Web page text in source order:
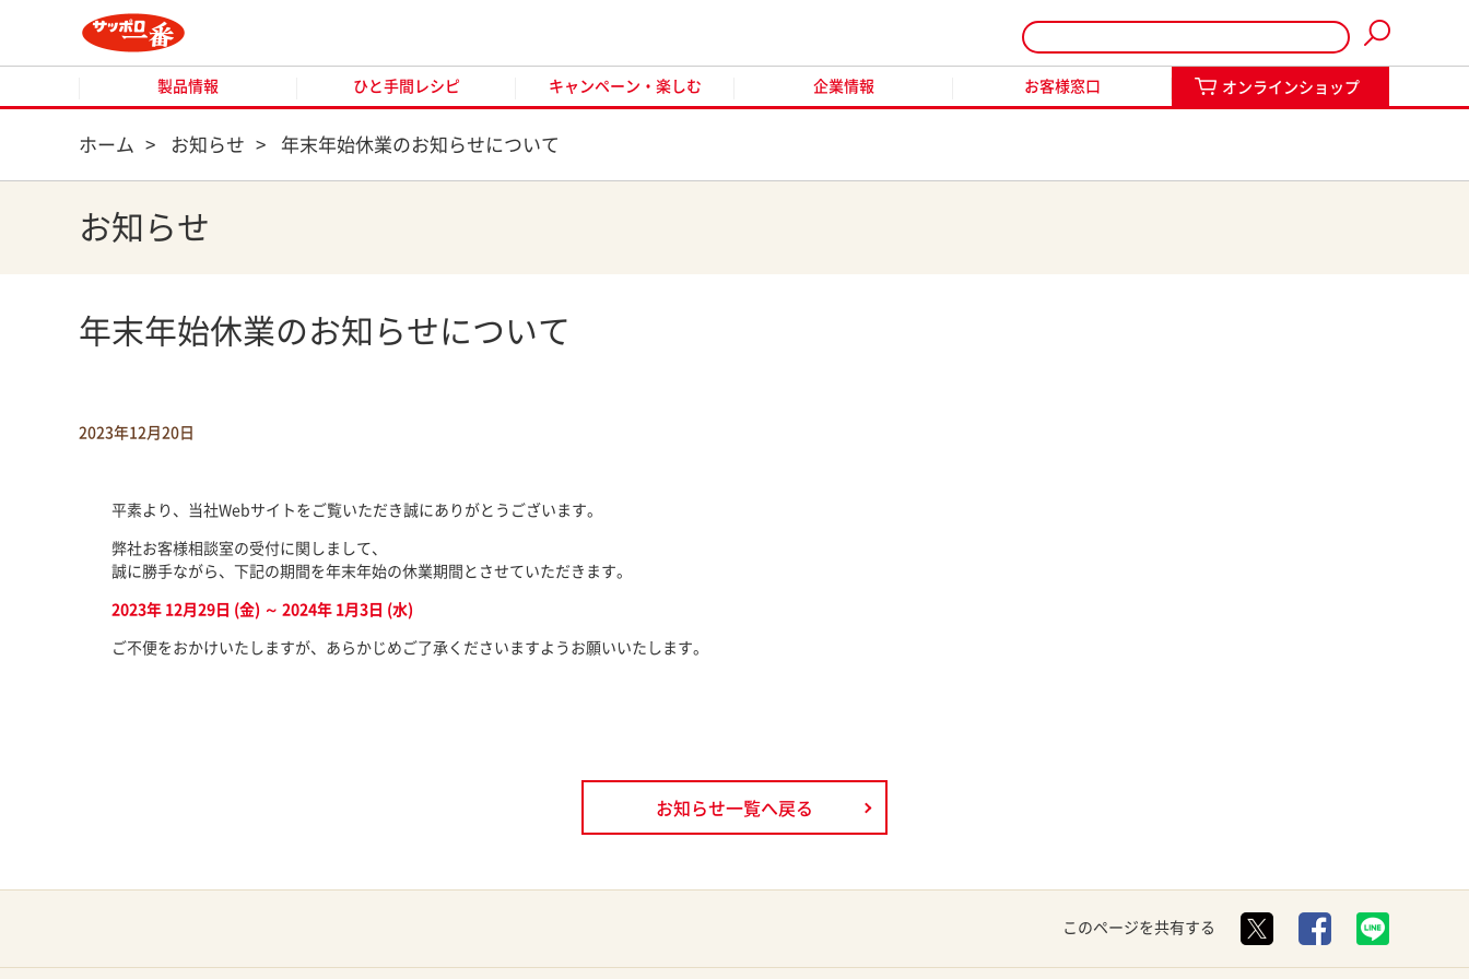
製品情報 ひと手間レシピ キャンペーン・楽しむ 企業情報 お客様窓口 オンラインショップ
オンラインショップ
ホーム > お知らせ > 年末年始休業のお知らせについて
お知らせ
年末年始休業のお知らせについて
2023年12月20日
平素より、当社Webサイトをご覧いただき誠にありがとうございます。
弊社お客様相談室の受付に関しまして、
誠に勝手ながら、下記の期間を年末年始の休業期間とさせていただきます。
2023年 12月29日 (金) ～ 2024年 1月3日 (水)
ご不便をおかけいたしますが、あらかじめご了承くださいますようお願いいたします。
お知らせ一覧へ戻る
このページを共有する